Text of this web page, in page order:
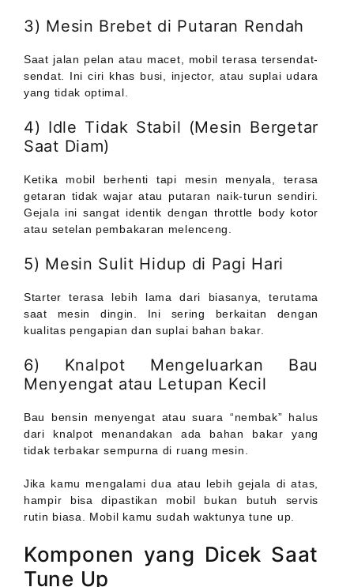
3) Mesin Brebet di Putaran Rendah
Saat jalan pelan atau macet, mobil terasa tersendat-
sendat. Ini ciri khas busi, injector, atau suplai udara
yang tidak optimal.
4) Idle Tidak Stabil (Mesin Bergetar
Saat Diam)
Ketika mobil berhenti tapi mesin menyala, terasa
getaran tidak wajar atau putaran naik-turun sendiri.
Gejala ini sangat identik dengan throttle body kotor
atau setelan pembakaran melenceng.
5) Mesin Sulit Hidup di Pagi Hari
Starter terasa lebih lama dari biasanya, terutama
saat mesin dingin. Ini sering berkaitan dengan
kualitas pengapian dan suplai bahan bakar.
6) Knalpot Mengeluarkan Bau
Menyengat atau Letupan Kecil
Bau bensin menyengat atau suara “nembak” halus
dari knalpot menandakan ada bahan bakar yang
tidak terbakar sempurna di ruang mesin.
Jika kamu mengalami dua atau lebih gejala di atas,
hampir bisa dipastikan mobil bukan butuh servis
rutin biasa. Mobil kamu sudah waktunya tune up.
Komponen yang Dicek Saat
Tune Up